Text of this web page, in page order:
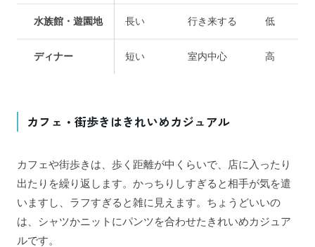
水族館・遊園地 長い 行き来する 低
ディナー 短い 室内中心 高
カフェ・街歩きはきれいめカジュアル
カフェや街歩きは、歩く距離が中くらいで、店に入ったり
出たりを繰り返します。かっちりしすぎると相手が気を遣
いますし、ラフすぎると雑に見えます。ちょうどいいの
は、シャツかニットにパンツを合わせたきれいめカジュア
ルです。